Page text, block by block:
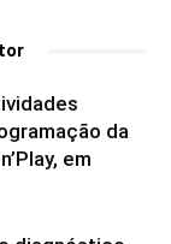
da
em